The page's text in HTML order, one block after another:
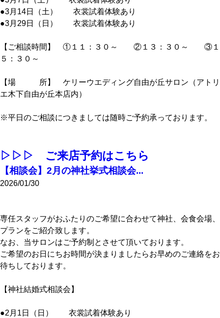
●3月14日（土） 衣裳試着体験あり
●3月29日（日） 衣裳試着体験あり
【ご相談時間】 ①１１：３０～ ②１３：３０～ ③１
５：３０～
【場 所】 ケリーウエディング自由が丘サロン（アトリ
エ木下自由が丘本店内）
※平日のご相談につきましては随時ご予約承っております。
▷▷▷ ご来店予約はこちら
【相談会】2月の神社挙式相談会...
2026/01/30
専任スタッフがおふたりのご希望に合わせて神社、会食会場、
プランをご紹介致します。
なお、当サロンはご予約制とさせて頂いております。
ご希望のお日にちお時間が決まりましたらお早めのご連絡をお
待ちしております。
【神社結婚式相談会】
●2月1日（日） 衣裳試着体験あり